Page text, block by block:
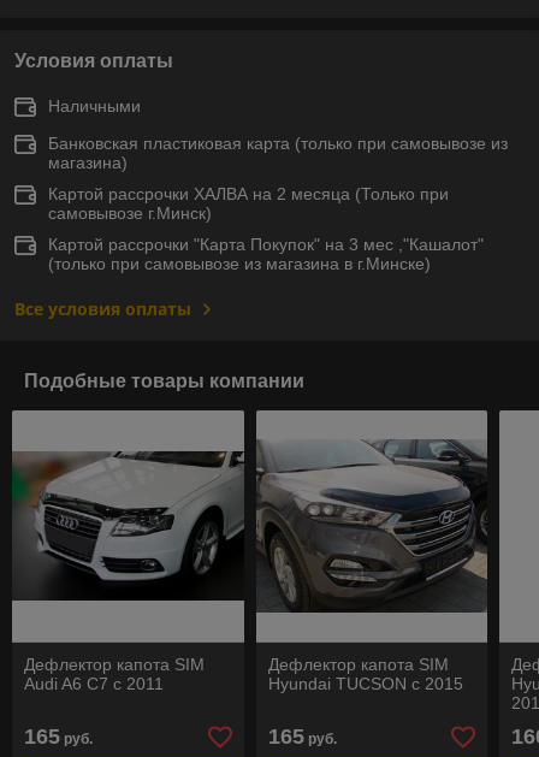
Условия оплаты
Наличными
Банковская пластиковая карта (только при самовывозе из
магазина)
Картой рассрочки ХАЛВА на 2 месяца (Только при
самовывозе г.Минск)
Картой рассрочки "Карта Покупок" на 3 мес ,"Кашалот"
(только при самовывозе из магазина в г.Минске)
Все условия оплаты
Подобные товары компании
Дефлектор капота SIM
Audi A6 С7 с 2011
165 руб.
Дефлектор капота SIM
Hyundai TUCSON с 2015
165руб.